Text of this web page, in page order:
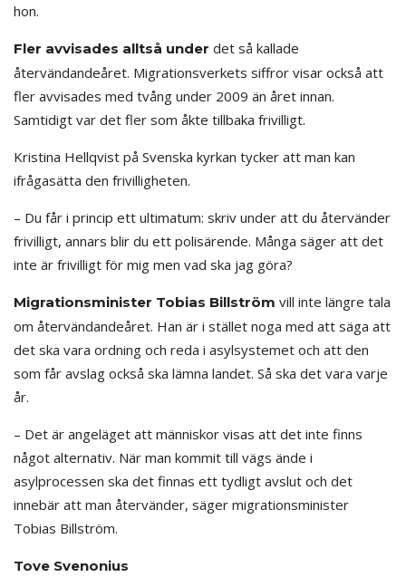
hon.
Fler avvisades alltså under det så kallade
återvändandeåret. Migrationsverkets siffror visar också att
fler avvisades med tvång under 2009 än året innan.
Samtidigt var det fler som åkte tillbaka frivilligt.
Kristina Hellqvist på Svenska kyrkan tycker att man kan
ifrågasätta den frivilligheten.
– Du får i princip ett ultimatum: skriv under att du återvänder
frivilligt, annars blir du ett polisärende. Många säger att det
inte är frivilligt för mig men vad ska jag göra?
Migrationsminister Tobias Billström vill inte längre tala
om återvändandeåret. Han är i stället noga med att säga att
det ska vara ordning och reda i asylsystemet och att den
som får avslag också ska lämna landet. Så ska det vara varje
år.
– Det är angeläget att människor visas att det inte finns
något alternativ. När man kommit till vägs ände i
asylprocessen ska det finnas ett tydligt avslut och det
innebär att man återvänder, säger migrationsminister
Tobias Billström.
Tove Svenonius